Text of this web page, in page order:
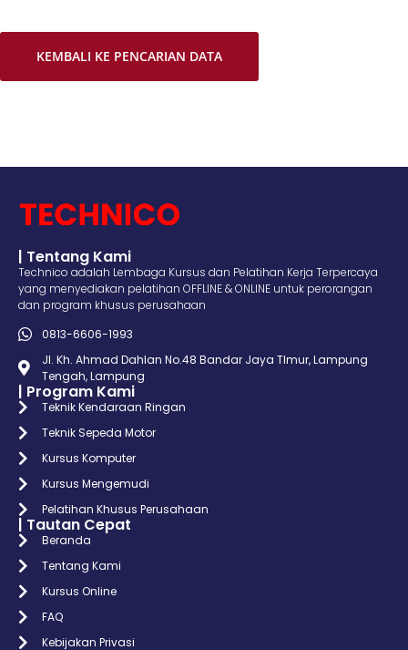
KEMBALI KE PENCARIAN DATA
| Tentang Kami
Technico adalah Lembaga Kursus dan Pelatihan Kerja Terpercaya
yang menyediakan pelatihan OFFLINE & ONLINE untuk perorangan
dan program khusus perusahaan
0813-6606-1993
Jl. Kh. Ahmad Dahlan No.48 Bandar Jaya TImur, Lampung
Tengah, Lampung
| Program Kami
Teknik Kendaraan Ringan
Teknik Sepeda Motor
Kursus Komputer
Kursus Mengemudi
Pelatihan Khusus Perusahaan
| Tautan Cepat
Beranda
Tentang Kami
Kursus Online
FAQ
Kebijakan Privasi